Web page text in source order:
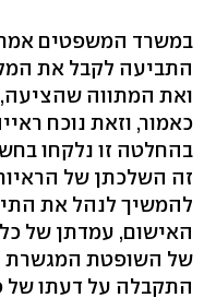
במשרד המשפטים
התביעה לקבל את
ואת המתווה
כאמור, וזאת נוכח
בהחלטה זו נלקחו
זה השלכתן של
להמשיך לנהל את
האישום, עמדתן של
של השופטת המגשרת
התקבלה על דעתו של